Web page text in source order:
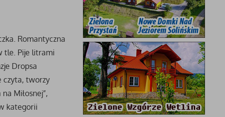
Romantyczna
tle. Pije litrami
Dropsa
czyta, tworzy
Miłosnej”,
kategorii